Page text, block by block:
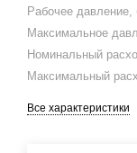
Рабочее давление,
Максимальное
Номинальный
Максимальный
Все характеристики